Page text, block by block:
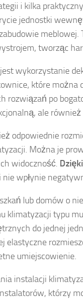
i kilka
jednostki
tworząc
wykorzystanie
które można
rozwiązań po
ale
odpowiednie
Można je
widoczność.
wpłynie
lub domów o
klimatyzacji typu
do jednej
elastyczne
umiejscowienie.
instalacji
którzy